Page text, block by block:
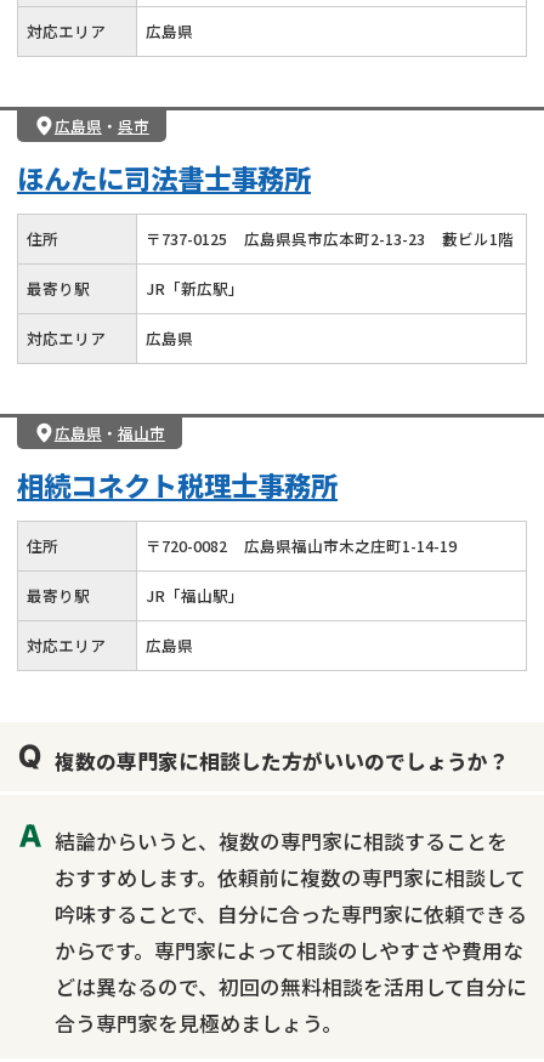
対応エリア 広島県
広島県 ・ 呉市
ほんたに司法書士事務所
住所 〒737-0125 広島県呉市広本町2-13-23 藪ビル1階
最寄り駅 JR「新広駅」
対応エリア 広島県
広島県 ・ 福山市
相続コネクト税理士事務所
住所 〒720-0082 広島県福山市木之庄町1-14-19
最寄り駅 JR「福山駅」
対応エリア 広島県
複数の専門家に相談した方がいいのでしょうか？
結論からいうと、複数の専門家に相談することを
おすすめします。依頼前に複数の専門家に相談して
吟味することで、自分に合った専門家に依頼できる
からです。専門家によって相談のしやすさや費用な
どは異なるので、初回の無料相談を活用して自分に
合う専門家を見極めましょう。